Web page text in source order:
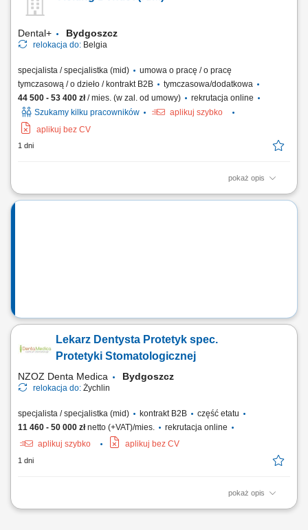
Dental+ Bydgoszcz
relokacja do: Belgia
specjalista / specjalistka (mid)
umowa o pracę / o pracę
tymczasową / o dzieło / kontrakt B2B
tymczasowa/dodatkowa
44 500 - 53 400 zł/ mies. (w zal. od umowy)
rekrutacja online
Szukamy kilku pracowników
aplikuj szybko
aplikuj bez CV
1 dni
pokaż opis
Work as an independent freelance dentist within a mobile dental team;
Lekarz Dentysta Protetyk spec.
Protetyki Stomatologicznej
NZOZ Denta Medica Bydgoszcz
relokacja do: Żychlin
specjalista / specjalistka (mid) kontrakt B2B
część etatu
11 460 - 50 000 złnetto (+VAT)/mies.
rekrutacja online
aplikuj szybko
aplikuj bez CV
1 dni
pokaż opis
Zadania: Udzielanie świadczeń stomatologicznych w ramach Poradni